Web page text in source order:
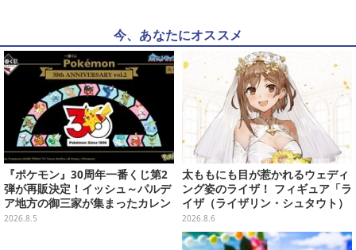
今、あなたにオススメ
『ポケモン』30周年一番くじ第2
弾が再販決定！イッシュ～パルデ
ア地方の御三家が集まったカレン
ダー、ぬいぐるみなど記念グッズ
2026.8.5
太ももにも目が惹かれるウェディ
ング姿のライザ！ フィギュア「ラ
イザ（ライザリン・シュタウト）
ウェディングStyle」が8月7日よ
り予約受付開始
2026.8.6